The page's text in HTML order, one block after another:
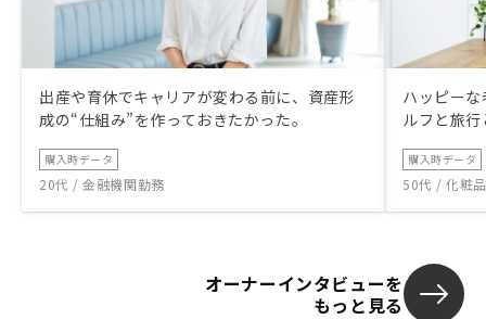
出産や育休でキャリアが変わる前に、資産形
成の“仕組み”を作っておきたかった。
購入時データ
20代 / 金融機関勤務
ハッピー
ルフと旅
購入時データ
50代 / 化粧
オーナーインタビューを
もっと見る